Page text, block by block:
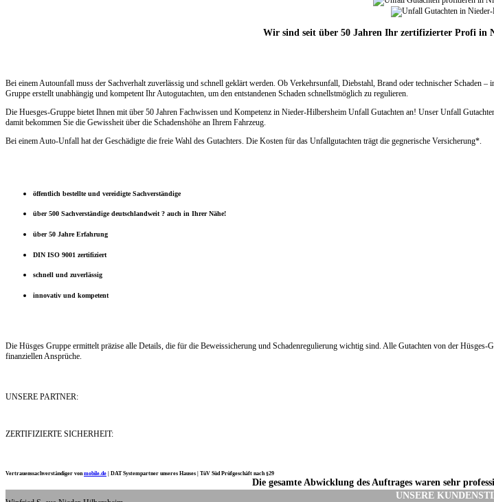
Wir sind seit über 50 Jahren Ihr zertifizierter Profi in
Bei einem Autounfall muss der Sachverhalt zuverlässig und schnell geklärt werden. Ob Verkehrsunfall, Diebstahl, Brand oder technischer
Gruppe erstellt unabhängig und kompetent Ihr Autogutachten, um den entstandenen Schaden schnellstmöglich zu regulieren.
Die Huesges-Gruppe bietet Ihnen mit über 50 Jahren Fachwissen und Kompetenz in Nieder-Hilbersheim Unfall Gutachten an! Unser Unfall
damit bekommen Sie die Gewissheit über die Schadenshöhe an Ihrem Fahrzeug.
Bei einem Auto-Unfall hat der Geschädigte die freie Wahl des Gutachters. Die Kosten für das Unfallgutachten trägt die gegnerische Versicherung*.
öffentlich bestellte und vereidigte Sachverständige
über 500 Sachverständige deutschlandweit ? auch in Ihrer Nähe!
über 50 Jahre Erfahrung
DIN ISO 9001 zertifiziert
schnell und zuverlässig
innovativ und kompetent
Die Hüsges Gruppe ermittelt präzise alle Details, die für die Beweissicherung und Schadenregulierung wichtig sind. Alle Gutachten von der Hüsges-
finanziellen Ansprüche.
UNSERE PARTNER:
ZERTIFIZIERTE SICHERHEIT:
Vertrauenssachverständiger vonmobile.de DAT Systempartner unseres Hauses | TüV Süd Prüfgeschäft nach §29
UNSERE
Die gesamte Abwicklung des Auftrages waren sehr